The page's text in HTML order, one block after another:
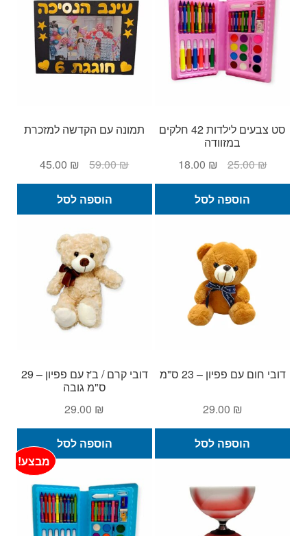
סט צבעים לילדות 42 חלקים
במזוודה
25.00₪
המחיר
המקורי
היה:
25.00 ₪.
18.00 ₪
הנוכחי
18.00 ₪.
הוספה לסל
תמונה עם הקדשה למזכרת
59.00₪
המחיר
המקורי
היה:
59.00 ₪.
45.00 ₪
המחיר
הנוכחי
45.00 ₪.
הוספה לסל
דובי חום עם פפיון – 23 ס"מ
29.00 ₪
הוספה לסל
דובי קרם / ב'ז עם פפיון – 29
ס"מ גובה
29.00 ₪
הוספה לסל
מבצע!